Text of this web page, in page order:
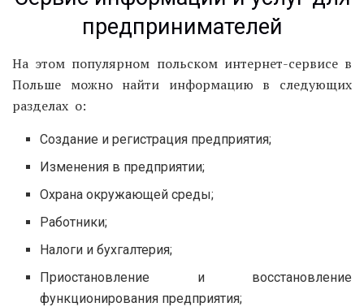
предпринимателей
На этом популярном польском интернет-сервисе в
Польше можно найти информацию в следующих
разделах о:
Создание и регистрация предприятия;
Изменения в предприятии;
Охрана окружающей среды;
Работники;
Налоги и бухгалтерия;
Приостановление и восстановление
функционирования предприятия;